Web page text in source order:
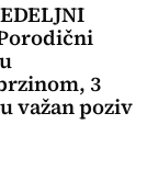
3
važan poziv